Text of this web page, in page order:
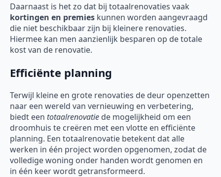
Daarnaast is het zo dat bij totaalrenovaties vaak
kortingen en premies kunnen worden aangevraagd
die niet beschikbaar zijn bij kleinere renovaties.
Hiermee kan men aanzienlijk besparen op de totale
kost van de renovatie.
Efficiënte planning
Terwijl kleine en grote renovaties de deur openzetten
naar een wereld van vernieuwing en verbetering,
biedt een totaalrenovatie de mogelijkheid om een
droomhuis te creëren met een vlotte en efficiënte
planning. Een totaalrenovatie betekent dat alle
werken in één project worden opgenomen, zodat de
volledige woning onder handen wordt genomen en
in één keer wordt getransformeerd.